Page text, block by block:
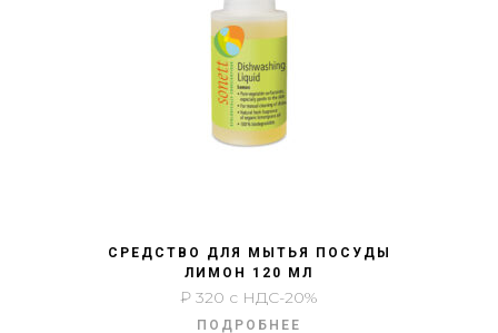
СРЕДСТВО ДЛЯ МЫТЬЯ ПОСУДЫ
ЛИМОН 120 МЛ
₽ 320 с НДС-20%
ПОДРОБНЕЕ